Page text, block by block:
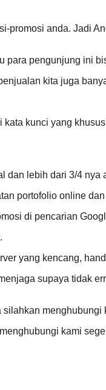
anda. Jadi
pengunjung ini
kita juga
kunci yang
dan lebih dari 3/4 nya
portofolio online
di pencarian
yang kencang,
supaya tidak
menghubungi
kami